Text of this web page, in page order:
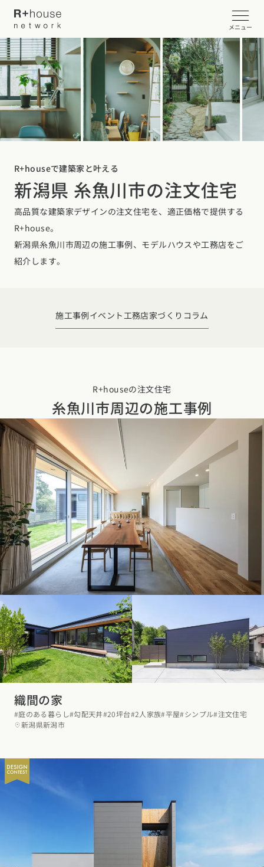
メニュー
イベント・見学会を探す
カタログ請求する
近くの工務店に相談する
R+houseについて
R+houseについて
性能
建築家
全国の工務店を探す
北海道・東北エリア
北海道
東京都神奈川県埼玉県 千葉県茨城県 栃木県 群馬県
愛知県岐阜県静岡県三重県
関西エリア
大阪府兵庫県京都府 滋賀県 和歌山県
中国エリア
広島県岡山県鳥取県島根県山口県
四国エリア
香川県徳島県愛媛県高知県
福岡県佐賀県長崎県熊本県大分県宮崎県鹿児島県
沖縄県
施工事例
2階建て
フォトギャラリー
オーナー様の声 (評価・口コミ)
設計した建築家の想い
R+houseの間取り
ルームツアー
注文住宅の基礎知識
設備・性能
お金と住まい
周辺環境
間取りのヒント
施工事例
スタイルのヒント
デザインのヒント
デザインコンテスト
北海道・東北エリア
北海道青森県 岩手県 宮城県秋田県山形県福島県
関東エリア
東京都神奈川県 千葉県 栃木県 群馬県
甲信越・北陸エリア
新潟県富山県 石川県福井県山梨県 長野県
東海エリア
愛知県岐阜県静岡県三重県
関西エリア
兵庫県京都府滋賀県
中国エリア
広島県岡山県鳥取県島根県山口県
四国エリア
香川県徳島県
沖縄県
チェックポイントがわかる！
家づくり３つのお役立ちツール
R+houseで建築家と叶える
新潟県 糸魚川市の注文住宅
高品質な建築家デザインの注文住宅を、適正価格で提供する
R+house。
新潟県糸魚川市周辺の施工事例、モデルハウスや工務店をご
紹介します。
施工事例イベント工務店家づくりコラム
R+houseの注文住宅
糸魚川市周辺の施工事例
織間の家
#庭のある暮らし#勾配天井#20坪台#2人家族#平屋#シンプル#注文住宅
新潟県新潟市